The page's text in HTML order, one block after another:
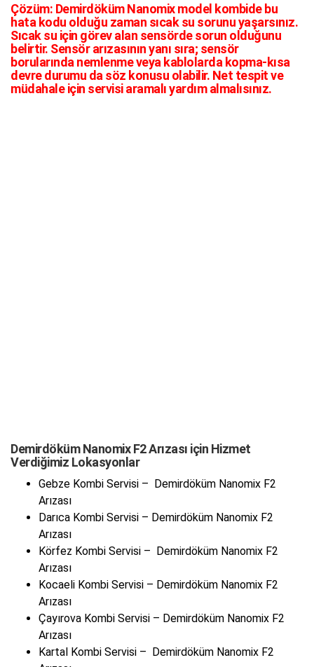
Çözüm: Demirdöküm Nanomix model kombide bu
hata kodu olduğu zaman sıcak su sorunu yaşarsınız.
Sıcak su için görev alan sensörde sorun olduğunu
belirtir. Sensör arızasının yanı sıra; sensör
borularında nemlenme veya kablolarda kopma-kısa
devre durumu da söz konusu olabilir. Net tespit ve
müdahale için servisi aramalı yardım almalısınız.
Demirdöküm Nanomix F2 Arızası için Hizmet
Verdiğimiz Lokasyonlar
Gebze Kombi Servisi – Demirdöküm Nanomix F2
Arızası
Darıca Kombi Servisi – Demirdöküm Nanomix F2
Arızası
Körfez Kombi Servisi – Demirdöküm Nanomix F2
Arızası
Kocaeli Kombi Servisi – Demirdöküm Nanomix F2
Arızası
Çayırova Kombi Servisi – Demirdöküm Nanomix F2
Arızası
Kartal Kombi Servisi – Demirdöküm Nanomix F2